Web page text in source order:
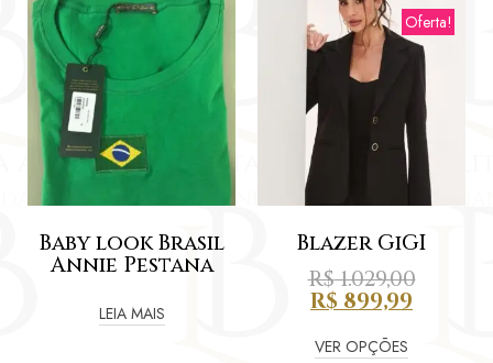
Baby look Brasil
Annie Pestana
LEIA MAIS
Oferta!
Blazer GiGI
R$1.029,00
R$ 899,99
VER OPÇÕES